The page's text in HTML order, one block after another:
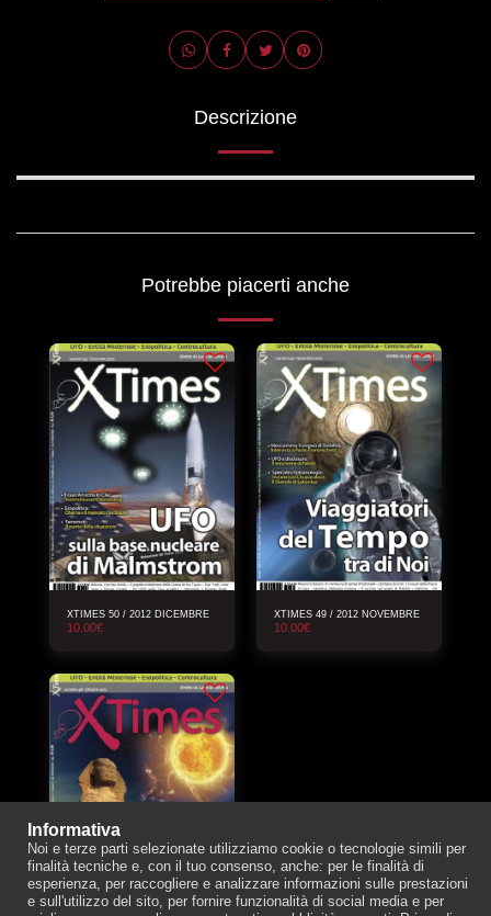
Informativa
Noi e terze parti selezionate utilizziamo cookie o tecnologie simili per
finalità tecniche e, con il tuo consenso, anche: per le finalità di
esperienza, per raccogliere e analizzare informazioni sulle prestazioni
e sull'utilizzo del sito, per fornire funzionalità di social media e per
Descrizione
Potrebbe piacerti anche
XTIMES 50 / 2012 DICEMBRE
10.00€
XTIMES 49 / 2012 NOVEMBRE
10.00€